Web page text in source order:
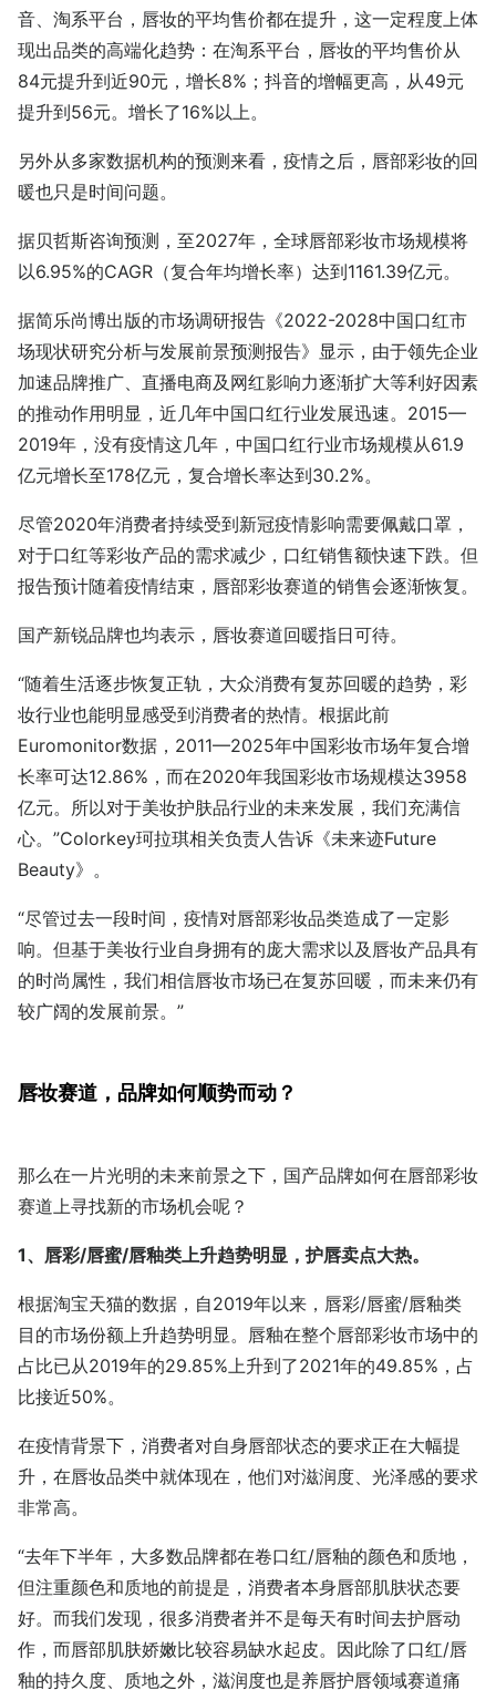
音、淘系平台，唇妆的平均售价都在提升，这一定程度上体
现出品类的高端化趋势：在淘系平台，唇妆的平均售价从
84元提升到近90元，增长8%；抖音的增幅更高，从49元
提升到56元。增长了16%以上。
另外从多家数据机构的预测来看，疫情之后，唇部彩妆的回
暖也只是时间问题。
据贝哲斯咨询预测，至2027年，全球唇部彩妆市场规模将
以6.95%的CAGR（复合年均增长率）达到1161.39亿元。
据简乐尚博出版的市场调研报告《2022-2028中国口红市
场现状研究分析与发展前景预测报告》显示，由于领先企业
加速品牌推广、直播电商及网红影响力逐渐扩大等利好因素
的推动作用明显，近几年中国口红行业发展迅速。2015—
2019年，没有疫情这几年，中国口红行业市场规模从61.9
亿元增长至178亿元，复合增长率达到30.2%。
尽管2020年消费者持续受到新冠疫情影响需要佩戴口罩，
对于口红等彩妆产品的需求减少，口红销售额快速下跌。但
报告预计随着疫情结束，唇部彩妆赛道的销售会逐渐恢复。
国产新锐品牌也均表示，唇妆赛道回暖指日可待。
“随着生活逐步恢复正轨，大众消费有复苏回暖的趋势，彩
妆行业也能明显感受到消费者的热情。根据此前
Euromonitor数据，2011—2025年中国彩妆市场年复合增
长率可达12.86%，而在2020年我国彩妆市场规模达3958
亿元。所以对于美妆护肤品行业的未来发展，我们充满信
心。”Colorkey珂拉琪相关负责人告诉《未来迹Future
Beauty》。
“尽管过去一段时间，疫情对唇部彩妆品类造成了一定影
响。但基于美妆行业自身拥有的庞大需求以及唇妆产品具有
的时尚属性，我们相信唇妆市场已在复苏回暖，而未来仍有
较广阔的发展前景。”
唇妆赛道，品牌如何顺势而动？
那么在一片光明的未来前景之下，国产品牌如何在唇部彩妆
赛道上寻找新的市场机会呢？
1、唇彩/唇蜜/唇釉类上升趋势明显，护唇卖点大热。
根据淘宝天猫的数据，自2019年以来，唇彩/唇蜜/唇釉类
目的市场份额上升趋势明显。唇釉在整个唇部彩妆市场中的
占比已从2019年的29.85%上升到了2021年的49.85%，占
比接近50%。
在疫情背景下，消费者对自身唇部状态的要求正在大幅提
升，在唇妆品类中就体现在，他们对滋润度、光泽感的要求
非常高。
“去年下半年，大多数品牌都在卷口红/唇釉的颜色和质地，
但注重颜色和质地的前提是，消费者本身唇部肌肤状态要
好。而我们发现，很多消费者并不是每天有时间去护唇动
作，而唇部肌肤娇嫩比较容易缺水起皮。因此除了口红/唇
釉的持久度、质地之外，滋润度也是养唇护唇领域赛道痛